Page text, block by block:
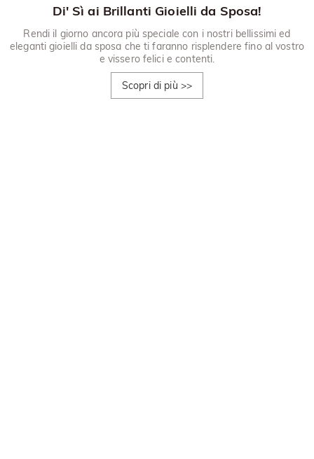
Di' Sì ai Brillanti Gioielli da Sposa!
Rendi il giorno ancora più speciale con i nostri bellissimi ed
eleganti gioielli da sposa che ti faranno risplendere fino al vostro
e vissero felici e contenti.
Scopri di più >>